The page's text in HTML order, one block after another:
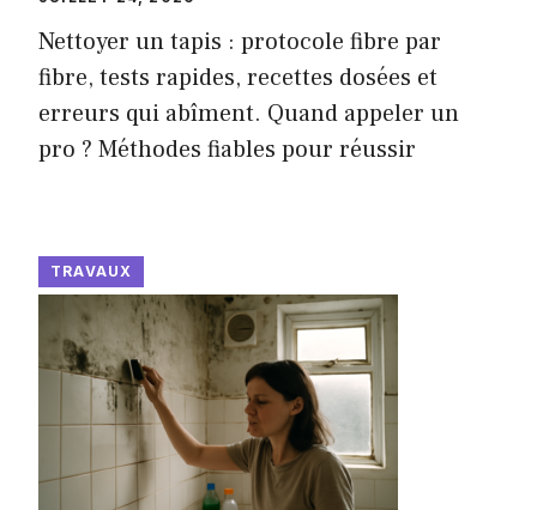
Nettoyer un tapis : protocole fibre par
fibre, tests rapides, recettes dosées et
erreurs qui abîment. Quand appeler un
pro ? Méthodes fiables pour réussir
TRAVAUX